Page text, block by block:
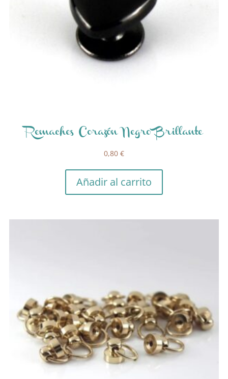
Remaches Corazón Negro Brillante
0,80 €
Añadir al carrito